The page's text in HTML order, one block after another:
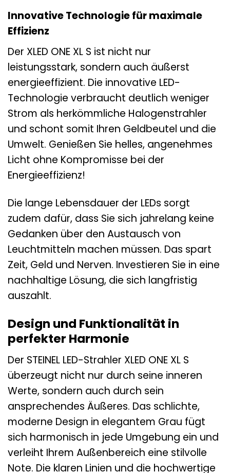
Innovative Technologie für maximale
Effizienz
Der XLED ONE XL S ist nicht nur
leistungsstark, sondern auch äußerst
energieeffizient. Die innovative LED-
Technologie verbraucht deutlich weniger
Strom als herkömmliche Halogenstrahler
und schont somit Ihren Geldbeutel und die
Umwelt. Genießen Sie helles, angenehmes
Licht ohne Kompromisse bei der
Energieeffizienz!
Die lange Lebensdauer der LEDs sorgt
zudem dafür, dass Sie sich jahrelang keine
Gedanken über den Austausch von
Leuchtmitteln machen müssen. Das spart
Zeit, Geld und Nerven. Investieren Sie in eine
nachhaltige Lösung, die sich langfristig
auszahlt.
Design und Funktionalität in
perfekter Harmonie
Der STEINEL LED-Strahler XLED ONE XL S
überzeugt nicht nur durch seine inneren
Werte, sondern auch durch sein
ansprechendes Äußeres. Das schlichte,
moderne Design in elegantem Grau fügt
sich harmonisch in jede Umgebung ein und
verleiht Ihrem Außenbereich eine stilvolle
Note. Die klaren Linien und die hochwertige